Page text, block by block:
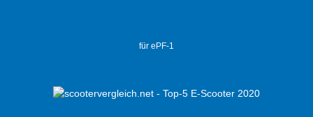
für ePF-1